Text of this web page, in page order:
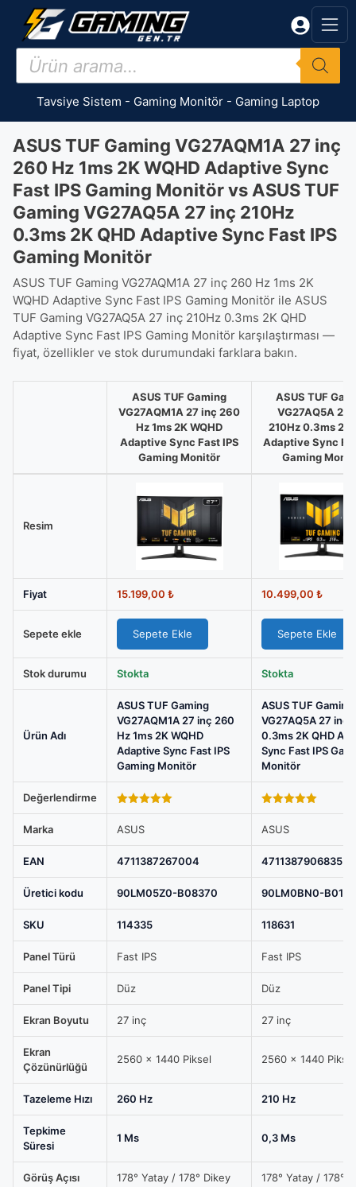
İçeriğe
Products
search
Tavsiye Sistem - Gaming Monitör - Gaming Laptop
ASUS TUF Gaming VG27AQM1A 27 inç
260 Hz 1ms 2K WQHD Adaptive Sync
Fast IPS Gaming Monitör vs ASUS TUF
Gaming VG27AQ5A 27 inç 210Hz
0.3ms 2K QHD Adaptive Sync Fast IPS
Gaming Monitör
ASUS TUF Gaming VG27AQM1A 27 inç 260 Hz 1ms 2K
WQHD Adaptive Sync Fast IPS Gaming Monitör ile ASUS
TUF Gaming VG27AQ5A 27 inç 210Hz 0.3ms 2K QHD
Adaptive Sync Fast IPS Gaming Monitör karşılaştırması —
fiyat, özellikler ve stok durumundaki farklara bakın.
Gaming
inç
260
1ms
2K
WQHD
Fast
Gaming
Monitör,
Gaming
VG27AQ5A
27
inç
210Hz
0.3ms
Adaptive
Sync
Fast
IPS
Gaming
Monitör
için
karşılaştırma
tablosu
ASUS TUF Gaming
VG27AQM1A 27 inç 260
Hz 1ms 2K WQHD
Adaptive Sync Fast IPS
Gaming Monitör
ASUS TUF
VG27AQ5A 27
210Hz 0.3ms 2K
Adaptive Sync
Gaming
Resim
Fiyat 15.199,00 ₺ 10.499,00 ₺
Sepete ekle Sepete Ekle Sepete Ekle
Stok durumu Stokta Stokta
Ürün Adı
ASUS TUF Gaming
VG27AQM1A 27 inç 260
Hz 1ms 2K WQHD
Adaptive Sync Fast IPS
Gaming Monitör
ASUS TUF Gaming
VG27AQ5A 27 inç
0.3ms 2K QHD
Sync Fast IPS
Monitör
Değerlendirme
5.00out of
5
5.00out of
5
Marka ASUS ASUS
EAN 4711387267004 4711387906835
Üretici kodu 90LM05Z0-B08370 90LM0BN0-
SKU 114335 118631
Panel Türü Fast IPS Fast IPS
Panel Tipi Düz Düz
Ekran Boyutu 27 inç 27 inç
Ekran
Çözünürlüğü
2560 x 1440 Piksel 2560 x 1440 Piksel
Tazeleme Hızı 260 Hz 210 Hz
Tepkime
Süresi
1 Ms 0,3 Ms
Görüş Açısı 178° Yatay / 178° Dikey 178° Yatay / 178°